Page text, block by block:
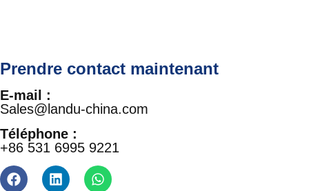
Prendre contact maintenant
E-mail :
Sales@landu-china.com
Téléphone :
+86 531 6995 9221